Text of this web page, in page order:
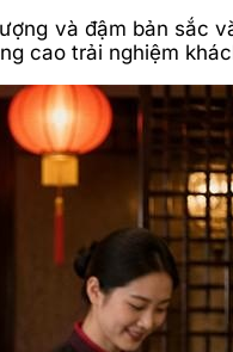
và đậm bản sắc
cao trải nghiệm